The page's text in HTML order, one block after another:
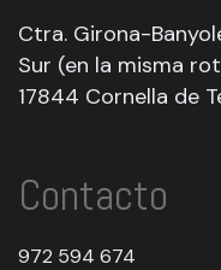
Ctra. Girona-
Sur (en la misma
17844 Cornella de
Contacto
972 594 674